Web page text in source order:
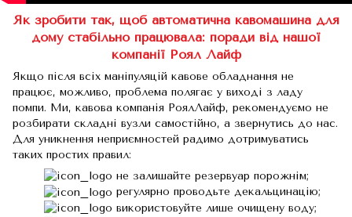
Як зробити так, щоб автоматична кавомашина для
дому стабільно працювала: поради від нашої
компанії Роял Лайф
Якщо після всіх маніпуляцій кавове обладнання не
працює, можливо, проблема полягає у виході з ладу
помпи. Ми, кавова компанія РоялЛайф, рекомендуємо не
розбирати складні вузли самостійно, а звернутись до нас.
Для уникнення неприємностей радимо дотримуватись
таких простих правил:
не залишайте резервуар порожнім;
регулярно проводьте декальцинацію;
використовуйте лише очищену воду;